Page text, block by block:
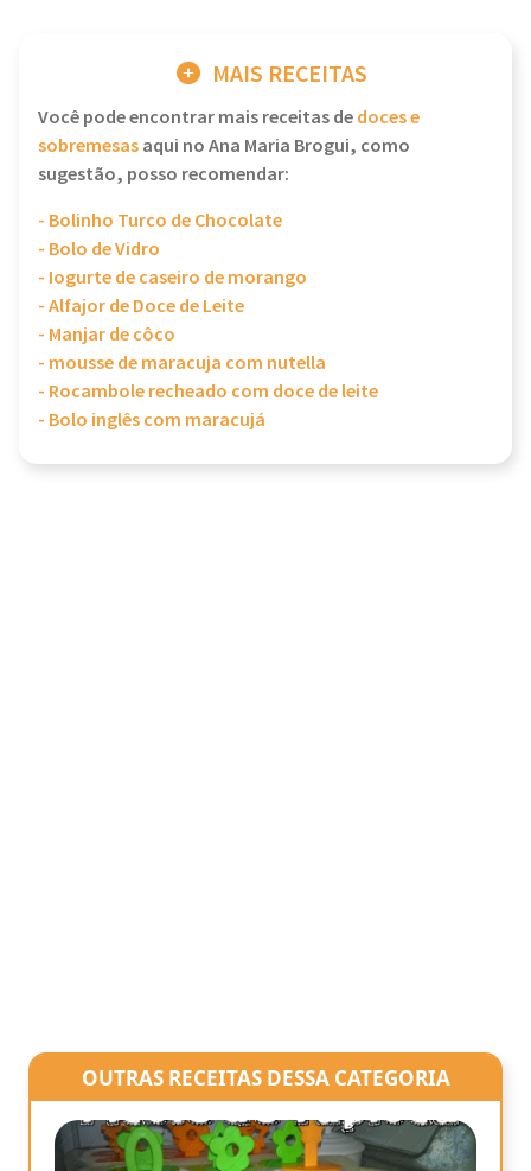
MAIS RECEITAS
Você pode encontrar mais receitas dedoces e
sobremesasaqui no Ana Maria Brogui, como
sugestão, posso recomendar:
- Bolinho Turco de Chocolate
- Bolo de Vidro
- Iogurte de caseiro de morango
- Alfajor de Doce de Leite
- Manjar de côco
- mousse de maracuja com nutella
- Rocambole recheado com doce de leite
- Bolo inglês com maracujá
OUTRAS RECEITAS DESSA CATEGORIA